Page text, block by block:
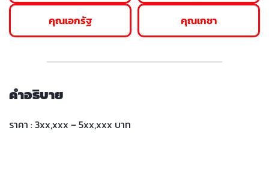
คุณเอกรัฐ คุณเกชา
คำอธิบาย
ราคา : 3xx,xxx – 5xx,xxx บาท